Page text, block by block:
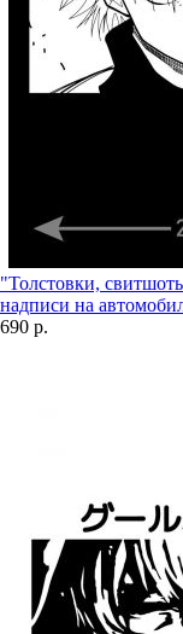
"Толстовки,
надписи на
690 р.